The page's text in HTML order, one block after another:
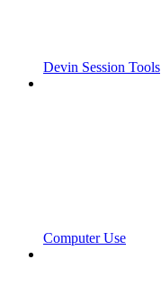
Devin Session Tools
Computer Use